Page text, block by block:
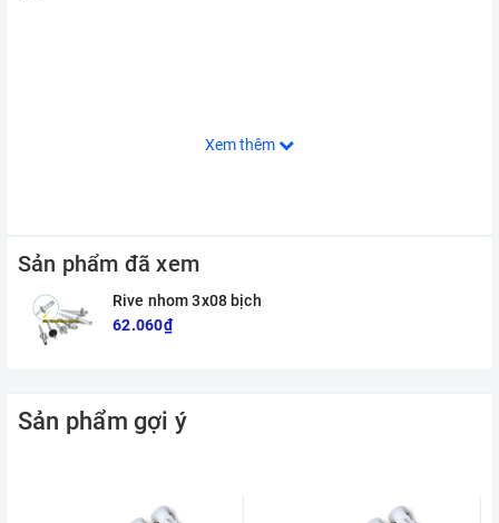
Xem thêm
Sản phẩm đã xem
Rive nhom 3x08 bịch
62.060₫
Sản phẩm gợi ý